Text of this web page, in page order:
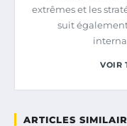
extrêmes et les
suit
VOIR
ARTICLES